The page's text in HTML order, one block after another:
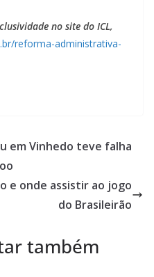
no site do ICL,
reforma-administrativa-
em Vinhedo teve falha
e onde assistir ao jogo
do Brasileirão
também